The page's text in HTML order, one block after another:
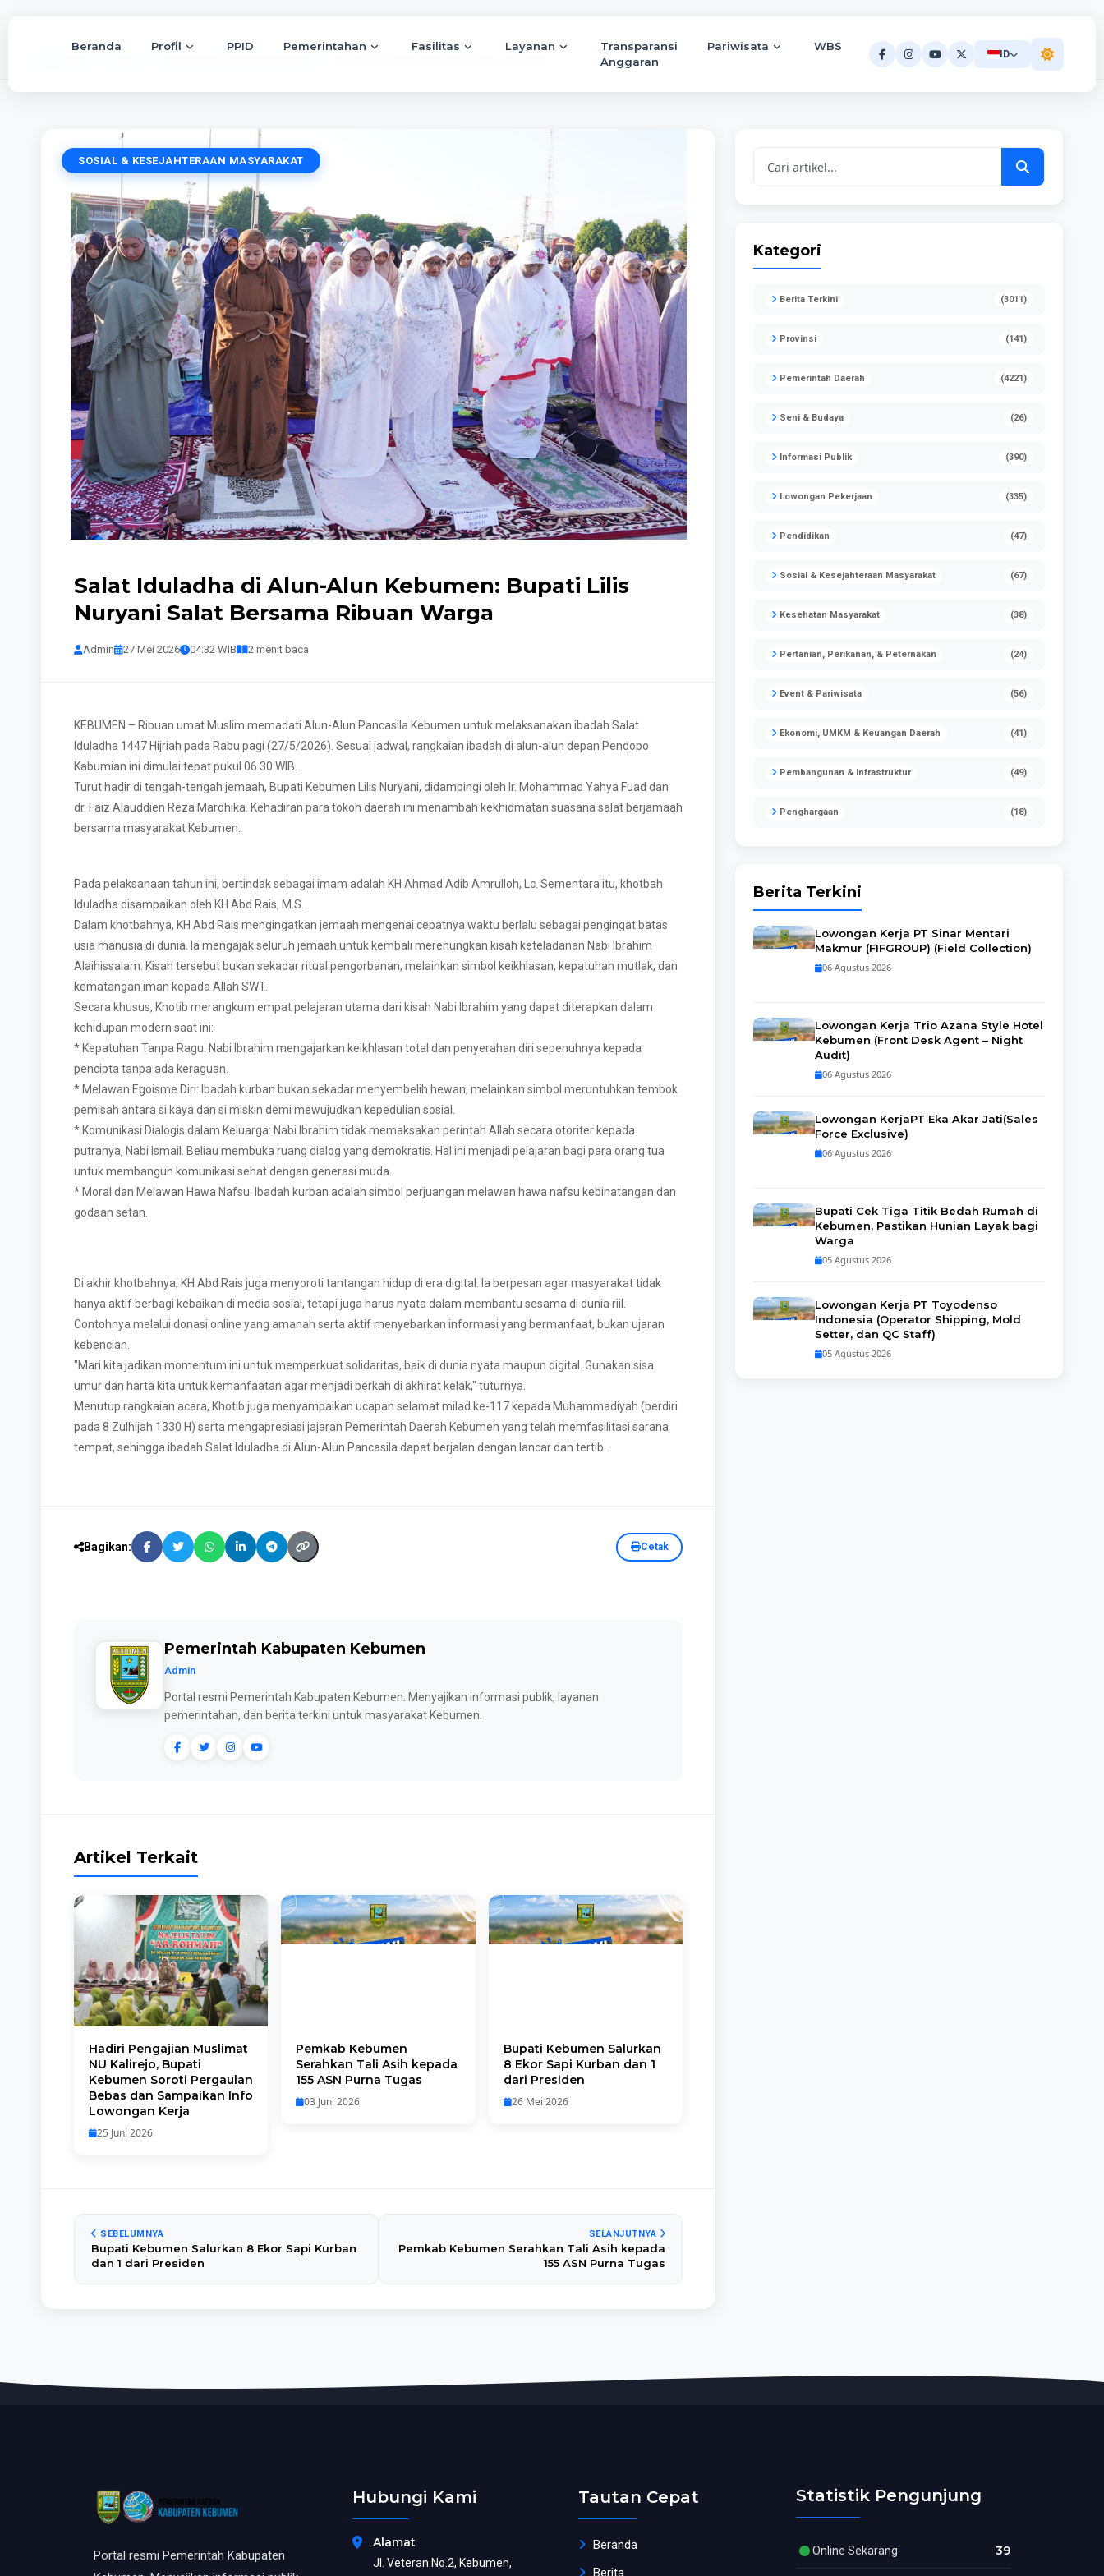
Beranda Profil PPID Pemerintahan Fasilitas Layanan
Transparansi
Anggaran
Pariwisata WBS
ID
SOSIAL & KESEJAHTERAAN MASYARAKAT
Salat Iduladha di Alun-Alun Kebumen: Bupati Lilis
Nuryani Salat Bersama Ribuan Warga
Admin 27 Mei 2026 04:32 WIB 2 menit baca
KEBUMEN – Ribuan umat Muslim memadati Alun-Alun Pancasila Kebumen untuk melaksanakan ibadah Salat
Iduladha 1447 Hijriah pada Rabu pagi (27/5/2026). Sesuai jadwal, rangkaian ibadah di alun-alun depan Pendopo
Kabumian ini dimulai tepat pukul 06.30 WIB.
Turut hadir di tengah-tengah jemaah, Bupati Kebumen Lilis Nuryani, didampingi oleh Ir. Mohammad Yahya Fuad dan
dr. Faiz Alauddien Reza Mardhika. Kehadiran para tokoh daerah ini menambah kekhidmatan suasana salat berjamaah
bersama masyarakat Kebumen.
Pada pelaksanaan tahun ini, bertindak sebagai imam adalah KH Ahmad Adib Amrulloh, Lc. Sementara itu, khotbah
Iduladha disampaikan oleh KH Abd Rais, M.S.
Dalam khotbahnya, KH Abd Rais mengingatkan jemaah mengenai cepatnya waktu berlalu sebagai pengingat batas
usia manusia di dunia. Ia mengajak seluruh jemaah untuk kembali merenungkan kisah keteladanan Nabi Ibrahim
Alaihissalam. Kisah tersebut bukan sekadar ritual pengorbanan, melainkan simbol keikhlasan, kepatuhan mutlak, dan
kematangan iman kepada Allah SWT.
Secara khusus, Khotib merangkum empat pelajaran utama dari kisah Nabi Ibrahim yang dapat diterapkan dalam
kehidupan modern saat ini:
* Kepatuhan Tanpa Ragu: Nabi Ibrahim mengajarkan keikhlasan total dan penyerahan diri sepenuhnya kepada
pencipta tanpa ada keraguan.
* Melawan Egoisme Diri: Ibadah kurban bukan sekadar menyembelih hewan, melainkan simbol meruntuhkan tembok
pemisah antara si kaya dan si miskin demi mewujudkan kepedulian sosial.
* Komunikasi Dialogis dalam Keluarga: Nabi Ibrahim tidak memaksakan perintah Allah secara otoriter kepada
putranya, Nabi Ismail. Beliau membuka ruang dialog yang demokratis. Hal ini menjadi pelajaran bagi para orang tua
untuk membangun komunikasi sehat dengan generasi muda.
* Moral dan Melawan Hawa Nafsu: Ibadah kurban adalah simbol perjuangan melawan hawa nafsu kebinatangan dan
godaan setan.
Di akhir khotbahnya, KH Abd Rais juga menyoroti tantangan hidup di era digital. Ia berpesan agar masyarakat tidak
hanya aktif berbagi kebaikan di media sosial, tetapi juga harus nyata dalam membantu sesama di dunia riil.
Contohnya melalui donasi online yang amanah serta aktif menyebarkan informasi yang bermanfaat, bukan ujaran
kebencian.
"Mari kita jadikan momentum ini untuk memperkuat solidaritas, baik di dunia nyata maupun digital. Gunakan sisa
umur dan harta kita untuk kemanfaatan agar menjadi berkah di akhirat kelak," tuturnya.
Menutup rangkaian acara, Khotib juga menyampaikan ucapan selamat milad ke-117 kepada Muhammadiyah (berdiri
pada 8 Zulhijah 1330 H) serta mengapresiasi jajaran Pemerintah Daerah Kebumen yang telah memfasilitasi sarana
tempat, sehingga ibadah Salat Iduladha di Alun-Alun Pancasila dapat berjalan dengan lancar dan tertib.
Bagikan: Cetak
Pemerintah Kabupaten Kebumen
Admin
Portal resmi Pemerintah Kabupaten Kebumen. Menyajikan informasi publik, layanan
pemerintahan, dan berita terkini untuk masyarakat Kebumen.
Artikel Terkait
Hadiri Pengajian Muslimat
NU Kalirejo, Bupati
Kebumen Soroti Pergaulan
Bebas dan Sampaikan Info
Lowongan Kerja
25 Juni 2026
Pemkab Kebumen
Serahkan Tali Asih kepada
155 ASN Purna Tugas
03 Juni 2026
Bupati Kebumen Salurkan
8 Ekor Sapi Kurban dan 1
dari Presiden
26 Mei 2026
SEBELUMNYA
Bupati Kebumen Salurkan 8 Ekor Sapi Kurban
dan 1 dari Presiden
SELANJUTNYA
Pemkab Kebumen Serahkan Tali Asih kepada
155 ASN Purna Tugas
Kategori
Berita Terkini (3011)
Provinsi (141)
Pemerintah Daerah (4221)
Seni & Budaya (26)
Informasi Publik (390)
Lowongan Pekerjaan (335)
Pendidikan (47)
Sosial & Kesejahteraan Masyarakat (67)
Kesehatan Masyarakat (38)
Pertanian, Perikanan, & Peternakan (24)
Event & Pariwisata (56)
Ekonomi, UMKM & Keuangan Daerah (41)
Pembangunan & Infrastruktur (49)
Penghargaan (18)
Berita Terkini
Lowongan Kerja PT Sinar Mentari
Makmur (FIFGROUP) (Field Collection)
06 Agustus 2026
Lowongan Kerja Trio Azana Style Hotel
Kebumen (Front Desk Agent – Night
Audit)
06 Agustus 2026
Lowongan KerjaPT Eka Akar Jati(Sales
Force Exclusive)
06 Agustus 2026
Bupati Cek Tiga Titik Bedah Rumah di
Kebumen, Pastikan Hunian Layak bagi
Warga
05 Agustus 2026
Lowongan Kerja PT Toyodenso
Indonesia (Operator Shipping, Mold
Setter, dan QC Staff)
05 Agustus 2026
Portal resmi Pemerintah Kabupaten
Hubungi Kami
Alamat
Jl. Veteran No.2, Kebumen,
Tautan Cepat
Beranda
Berita
Statistik Pengunjung
Online Sekarang 39